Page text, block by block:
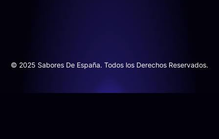
© 2025 Sabores De España. Todos los Derechos Reservados.